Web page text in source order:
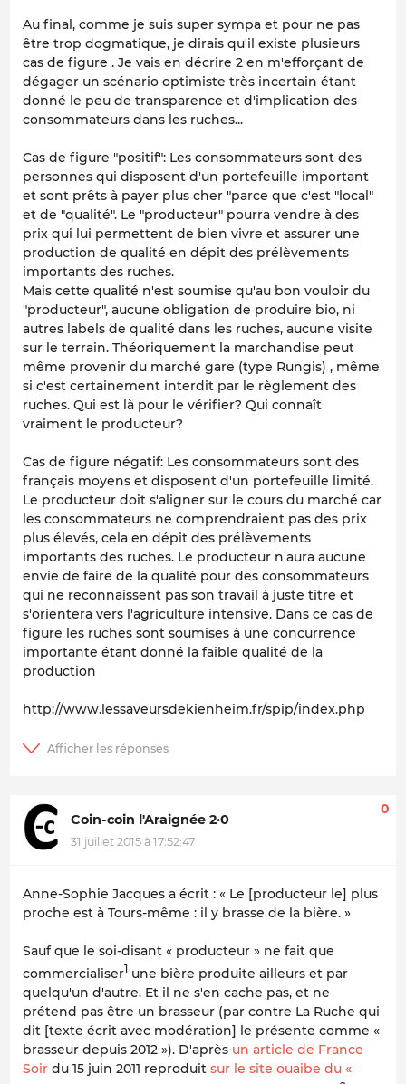
Au final, comme je suis super sympa et pour ne pas
être trop dogmatique, je dirais qu'il existe plusieurs
cas de figure . Je vais en décrire 2 en m'efforçant de
dégager un scénario optimiste très incertain étant
donné le peu de transparence et d'implication des
consommateurs dans les ruches...
Cas de figure "positif": Les consommateurs sont des
personnes qui disposent d'un portefeuille important
et sont prêts à payer plus cher "parce que c'est "local"
et de "qualité". Le "producteur" pourra vendre à des
prix qui lui permettent de bien vivre et assurer une
production de qualité en dépit des prélèvements
importants des ruches.
Mais cette qualité n'est soumise qu'au bon vouloir du
"producteur", aucune obligation de produire bio, ni
autres labels de qualité dans les ruches, aucune visite
sur le terrain. Théoriquement la marchandise peut
même provenir du marché gare (type Rungis) , même
si c'est certainement interdit par le règlement des
ruches. Qui est là pour le vérifier? Qui connaît
vraiment le producteur?
Cas de figure négatif: Les consommateurs sont des
français moyens et disposent d'un portefeuille limité.
Le producteur doit s'aligner sur le cours du marché car
les consommateurs ne comprendraient pas des prix
plus élevés, cela en dépit des prélèvements
importants des ruches. Le producteur n'aura aucune
envie de faire de la qualité pour des consommateurs
qui ne reconnaissent pas son travail à juste titre et
s'orientera vers l'agriculture intensive. Dans ce cas de
figure les ruches sont soumises à une concurrence
importante étant donné la faible qualité de la
production
http://www.lessaveursdekienheim.fr/spip/index.php
Coin-coin l'Araignée 2·0
31 juillet 2015 à 17:52:47
0
Anne-Sophie Jacques a écrit : « Le [producteur le] plus
proche est à Tours-même : il y brasse de la bière. »
Sauf que le soi-disant « producteur » ne fait que
commercialiser1 une bière produite ailleurs et par
quelqu'un d'autre. Et il ne s'en cache pas, et ne
prétend pas être un brasseur (par contre La Ruche qui
dit [texte écrit avec modération] le présente comme «
brasseur depuis 2012 »). D'après un article de France
Soir du 15 juin 2011 reproduit sur le site ouaibe du «